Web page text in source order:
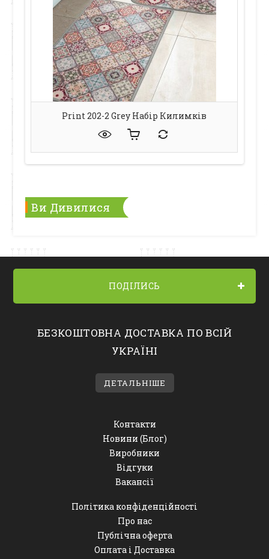
Print 202-2 Grey Набір Килимків
Ви Дивилися
ПОДІЛИСЬ
БЕЗКОШТОВНА ДОСТАВКА ПО ВСІЙ
УКРАЇНІ
ДЕТАЛЬНІШЕ
Контакти
Новини (Блог)
Виробники
Відгуки
Вакансії
Політика конфіденційності
Про нас
Публічна оферта
Оплата і Доставка